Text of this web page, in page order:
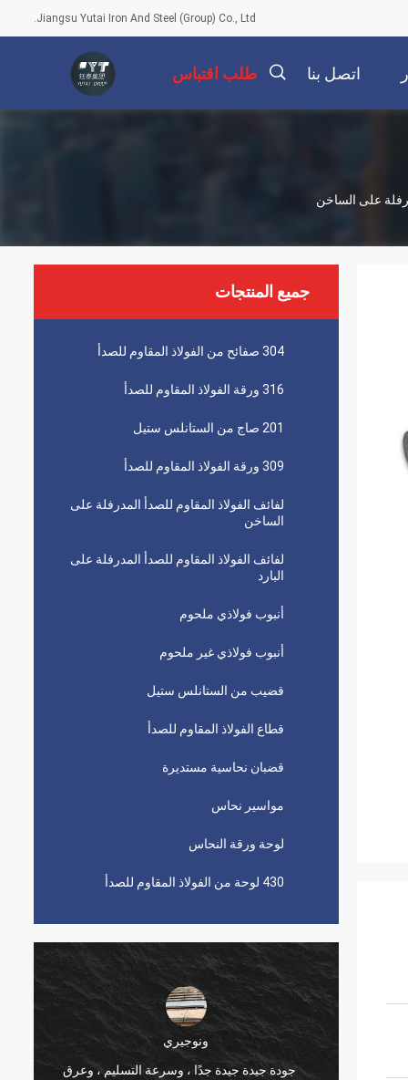
Jiangsu Yutai Iron And Steel (Group) Co., Ltd.
اتصل بنا طلب اقتباس
جميع المنتجات
304 صفائح من الفولاذ المقاوم للصدأ
316 ورقة الفولاذ المقاوم للصدأ
201 صاج من الستانلس ستيل
309 ورقة الفولاذ المقاوم للصدأ
لفائف الفولاذ المقاوم للصدأ المدرفلة على
الساخن
لفائف الفولاذ المقاوم للصدأ المدرفلة على
البارد
أنبوب فولاذي ملحوم
أنبوب فولاذي غير ملحوم
قضيب من الستانلس ستيل
قطاع الفولاذ المقاوم للصدأ
قضبان نحاسية مستديرة
مواسير نحاس
لوحة ورقة النحاس
430 لوحة من الفولاذ المقاوم للصدأ
ونوجيري
جودة جيدة جيدة جدًا ، وسرعة التسليم ، وعرق